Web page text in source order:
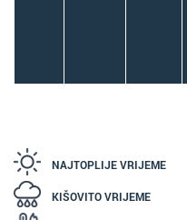
NAJTOPLIJE VRIJEME
KIŠOVITO VRIJEME